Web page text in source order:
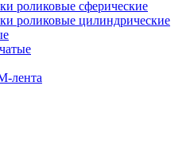
роликовые сферические
роликовые цилиндрические
лента